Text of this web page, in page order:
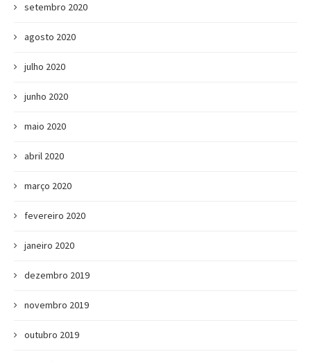
setembro 2020
agosto 2020
julho 2020
junho 2020
maio 2020
abril 2020
março 2020
fevereiro 2020
janeiro 2020
dezembro 2019
novembro 2019
outubro 2019